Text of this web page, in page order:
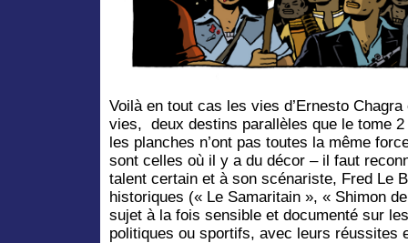
Voilà en tout cas les vies d’Ernesto
vies, deux destins parallèles que le tome
les planches n’ont pas toutes la même
sont celles où il y a du décor – il faut
talent certain et à son scénariste, Fred Le
historiques (« Le Samaritain », « Shimon
sujet à la fois sensible et documenté sur
politiques ou sportifs, avec leurs réussites